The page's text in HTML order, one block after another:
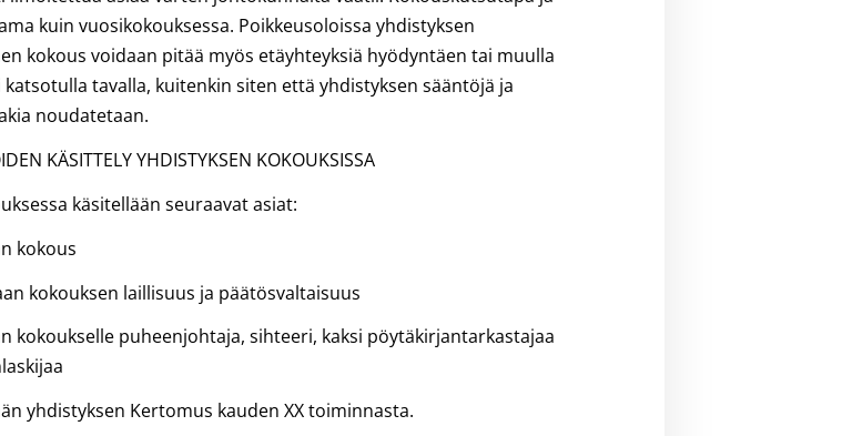
kuin vuosikokouksessa. Poikkeusoloissa yhdistyksen
kokous voidaan pitää myös etäyhteyksiä hyödyntäen tai muulla
katsotulla tavalla, kuitenkin siten että yhdistyksen sääntöjä ja
noudatetaan.
KÄSITTELY YHDISTYKSEN KOKOUKSISSA
käsitellään seuraavat asiat:
kokous
kokouksen laillisuus ja päätösvaltaisuus
kokoukselle puheenjohtaja, sihteeri, kaksi pöytäkirjantarkastajaa
yhdistyksen Kertomus kauden XX toiminnasta.